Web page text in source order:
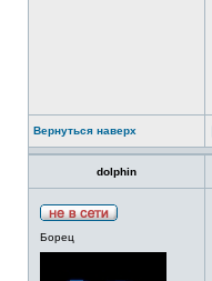
Вернуться наверх
dolphin
Борец